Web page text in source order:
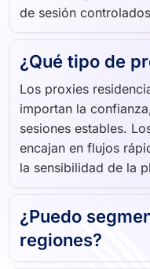
de sesión
¿Qué tipo de
Los proxies
importan la
sesiones estables.
encajan en flujos
la sensibilidad de la
¿Puedo
regiones?